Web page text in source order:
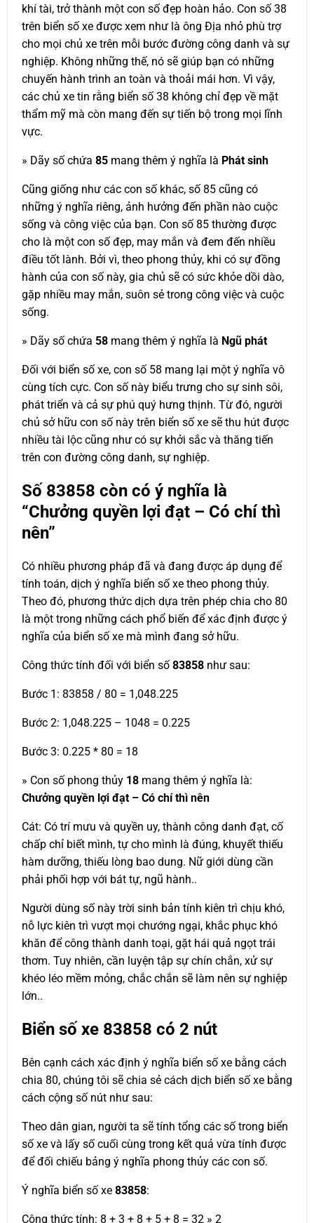
khí tài, trở thành một con số đẹp hoàn hảo. Con số 38
trên biển số xe được xem như là ông Địa nhỏ phù trợ
cho mọi chủ xe trên mỗi bước đường công danh và sự
nghiệp. Không những thế, nó sẽ giúp bạn có những
chuyến hành trình an toàn và thoải mái hơn. Vì vậy,
các chủ xe tin rằng biển số 38 không chỉ đẹp về mặt
thẩm mỹ mà còn mang đến sự tiến bộ trong mọi lĩnh
vực.
» Dãy số chứa 85 mang thêm ý nghĩa là Phát sinh
Cũng giống như các con số khác, số 85 cũng có
những ý nghĩa riêng, ảnh hưởng đến phần nào cuộc
sống và công việc của bạn. Con số 85 thường được
cho là một con số đẹp, may mắn và đem đến nhiều
điều tốt lành. Bởi vì, theo phong thủy, khi có sự đồng
hành của con số này, gia chủ sẽ có sức khỏe dồi dào,
gặp nhiều may mắn, suôn sẻ trong công việc và cuộc
sống.
» Dãy số chứa 58 mang thêm ý nghĩa là Ngũ phát
Đối với biển số xe, con số 58 mang lại một ý nghĩa vô
cùng tích cực. Con số này biểu trưng cho sự sinh sôi,
phát triển và cả sự phú quý hưng thịnh. Từ đó, người
chủ sở hữu con số này trên biển số xe sẽ thu hút được
nhiều tài lộc cũng như có sự khởi sắc và thăng tiến
trên con đường công danh, sự nghiệp.
Số 83858 còn có ý nghĩa là
“Chưởng quyền lợi đạt – Có chí thì
nên”
Có nhiều phương pháp đã và đang được áp dụng để
tính toán, dịch ý nghĩa biển số xe theo phong thủy.
Theo đó, phương thức dịch dựa trên phép chia cho 80
là một trong những cách phổ biến để xác định được ý
nghĩa của biển số xe mà mình đang sở hữu.
Công thức tính đối với biển số83858 như sau:
Bước 1: 83858 / 80 = 1,048.225
Bước 2: 1,048.225 – 1048 = 0.225
Bước 3: 0.225 * 80 = 18
» Con số phong thủy 18 mang thêm ý nghĩa là:
Chưởng quyền lợi đạt – Có chí thì nên
Cát: Có trí mưu và quyền uy, thành công danh đạt, cố
chấp chỉ biết mình, tự cho mình là đúng, khuyết thiếu
hàm dưỡng, thiếu lòng bao dung. Nữ giới dùng cần
phải phối hợp với bát tự, ngũ hành..
Người dùng số này trời sinh bản tính kiên trì chịu khó,
nỗ lực kiên trì vượt mọi chướng ngại, khắc phục khó
khăn để công thành danh toại, gặt hái quả ngọt trái
thơm. Tuy nhiên, cần luyện tập sự chín chắn, xử sự
khéo léo mềm mỏng, chắc chắn sẽ làm nên sự nghiệp
lớn..
Biển số xe 83858 có 2 nút
Bên cạnh cách xác định ý nghĩa biển số xe bằng cách
chia 80, chúng tôi sẽ chia sẻ cách dịch biển số xe bằng
cách cộng số nút như sau:
Theo dân gian, người ta sẽ tính tổng các số trong biển
số xe và lấy số cuối cùng trong kết quả vừa tính được
để đối chiếu bảng ý nghĩa phong thủy các con số.
Ý nghĩa biển số xe 83858:
Công thức tính: 8 + 3 + 8 + 5 + 8 = 32 » 2